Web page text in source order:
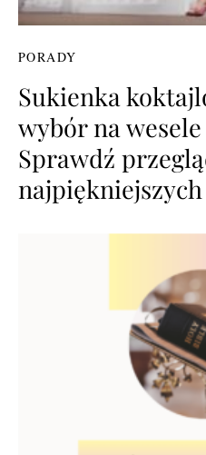
PORADY
Sukienka
wybór na
Sprawdź
najpiękniejszych